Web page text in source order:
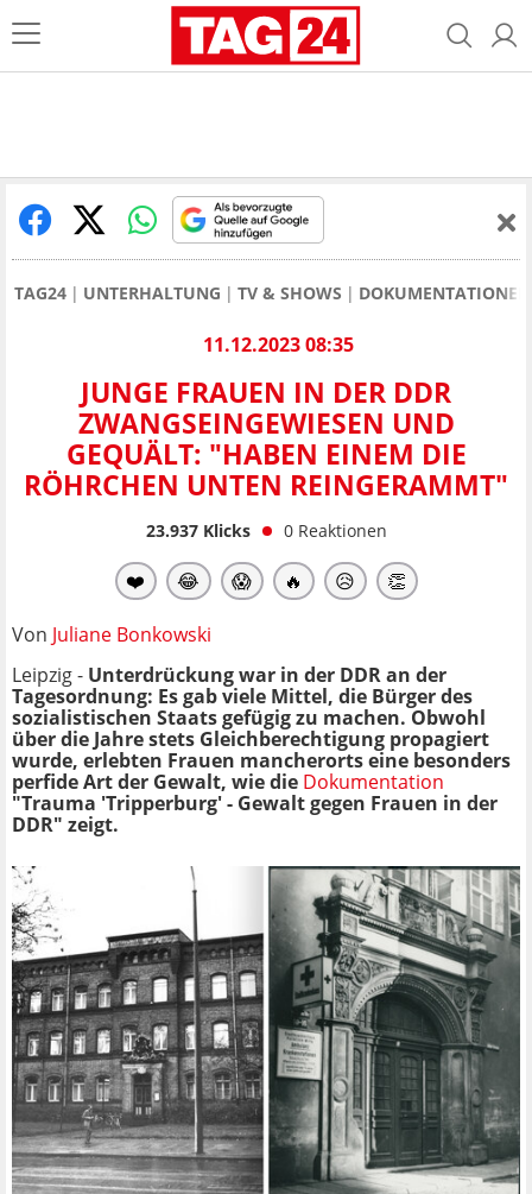
TAG24 UNTERHALTUNG TV & SHOWS DOKUMENTATIONEN
11.12.2023 08:35
JUNGE FRAUEN IN DER DDR
ZWANGSEINGEWIESEN UND
GEQUÄLT: "HABEN EINEM DIE
RÖHRCHEN UNTEN REINGERAMMT"
23.937Klicks 0 Reaktionen
❤️ 😂 😱 🔥 😥 👏
Von Juliane Bonkowski
Leipzig - Unterdrückung war in der DDR an der
Tagesordnung: Es gab viele Mittel, die Bürger des
sozialistischen Staats gefügig zu machen. Obwohl
über die Jahre stets Gleichberechtigung propagiert
wurde, erlebten Frauen mancherorts eine besonders
perfide Art der Gewalt, wie die Dokumentation
"Trauma 'Tripperburg' - Gewalt gegen Frauen in der
DDR" zeigt.